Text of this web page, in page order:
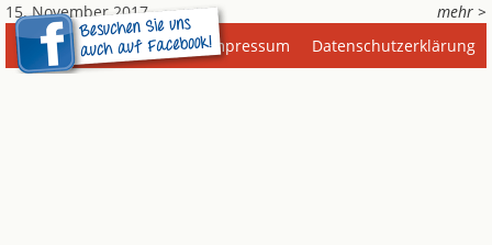
15. November 2017
mehr >
Impressum
Datenschutzerklärung